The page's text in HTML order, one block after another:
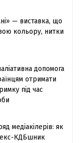
— виставка, що
кольору, нитки
допомога
отримати
під час
медіакілерів: як
екс-КДБшник